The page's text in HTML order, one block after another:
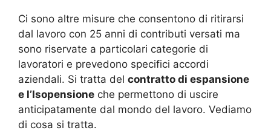
Ci sono altre misure che consentono di ritirarsi
dal lavoro con 25 anni di contributi versati ma
sono riservate a particolari categorie di
lavoratori e prevedono specifici accordi
aziendali. Si tratta del contratto di espansione
e l’Isopensione che permettono di uscire
anticipatamente dal mondo del lavoro. Vediamo
di cosa si tratta.